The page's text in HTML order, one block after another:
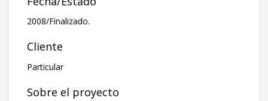
2008/Finalizado.
Cliente
Particular
Sobre el proyecto